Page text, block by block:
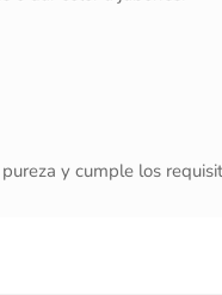
y cumple los